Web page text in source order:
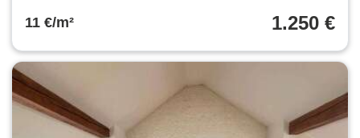
11 €/m² 1.250 €